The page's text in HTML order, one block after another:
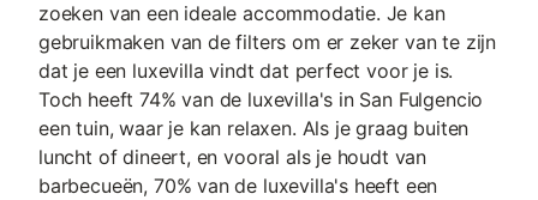
zoeken van een ideale accommodatie. Je kan
gebruikmaken van de filters om er zeker van te zijn
dat je een luxevilla vindt dat perfect voor je is.
Toch heeft 74% van de luxevilla's in San Fulgencio
een tuin, waar je kan relaxen. Als je graag buiten
luncht of dineert, en vooral als je houdt van
barbecueën, 70% van de luxevilla's heeft een